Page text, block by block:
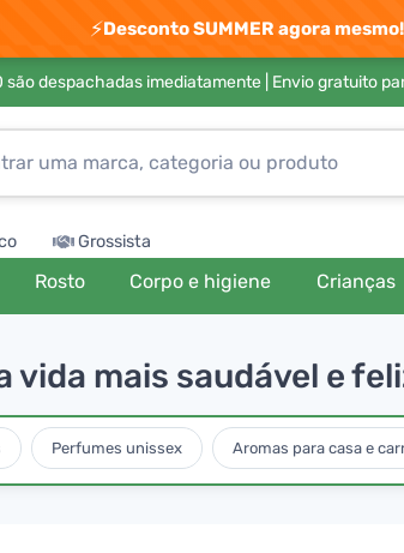
⚡Desconto SUMMER agora mesmo!
despachadas imediatamente | Envio gratuito
Grossista
Rosto Corpo e higiene Crianças
vida mais saudável e
Perfumes unissex Aromas para casa e